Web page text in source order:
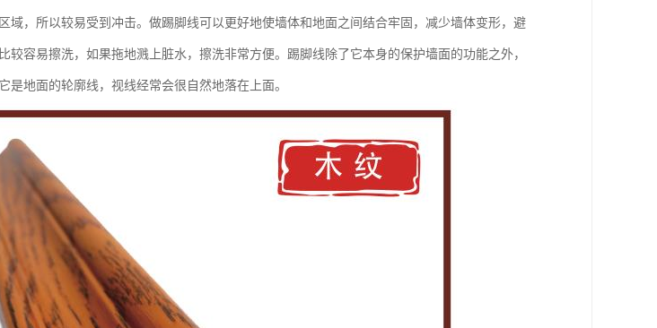
域，所以较易受到冲击。做踢脚线可以更好地使墙体和地面之间结合牢固，减少墙体变形，避
较容易擦洗，如果拖地溅上脏水，擦洗非常方便。踢脚线除了它本身的保护墙面的功能之外，
是地面的轮廓线，视线经常会很自然地落在上面。